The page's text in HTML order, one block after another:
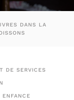
DANS LA
DE SERVICES